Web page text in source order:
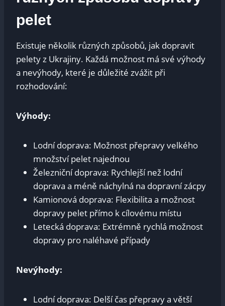
pelet
Existuje několik různých způsobů, jak dopravit
pelety z Ukrajiny. Každá možnost má své výhody
a nevýhody, které je důležité zvážit při
rozhodování:
Výhody:
Lodní doprava: Možnost přepravy velkého
množství pelet najednou
Železniční doprava: Rychlejší než lodní
doprava a méně náchylná na dopravní zácpy
Kamionová doprava: Flexibilita a možnost
dopravy pelet přímo k cílovému místu
Letecká doprava: Extrémně rychlá možnost
dopravy pro naléhavé případy
Nevýhody:
Lodní doprava: Delší čas přepravy a větší